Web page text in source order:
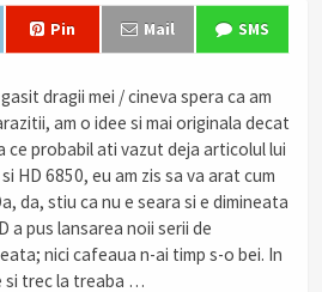
Pin Mail SMS
dragii mei / cineva spera ca am
am o idee si mai originala decat
ce probabil ati vazut deja articolul lui
HD 6850, eu am zis sa va arat cum
da, stiu ca nu e seara si e dimineata
a pus lansarea noii serii de
nici cafeaua n-ai timp s-o bei. In
si trec la treaba …